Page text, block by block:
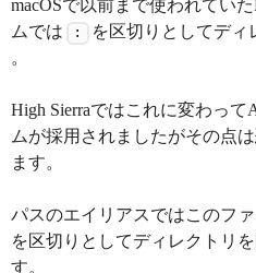
macOSで以前まで使われてい
ムでは
: を区切りとしてデ
。
High Sierraではこれに変わっ
ムが採用されましたがその点
ます。
パスのエイリアスではこのフ
を区切りとしてディレクトリ
す。